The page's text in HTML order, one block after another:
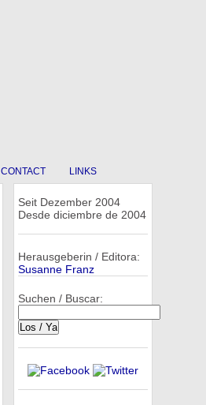
CONTACT LINKS
Seit Dezember 2004
Desde diciembre de 2004
Herausgeberin / Editora:
Susanne Franz
Suchen / Buscar: